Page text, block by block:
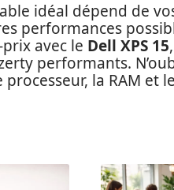
idéal dépend de
performances
avec le Dell XPS 15
performants.
la RAM et